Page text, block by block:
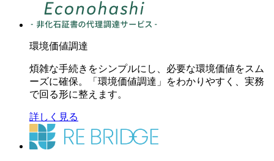
環境価値調達
煩雑な手続きをシンプルにし、必要な環境価値をスム
ーズに確保。「環境価値調達」をわかりやすく、実務
で回る形に整えます。
詳しく見る